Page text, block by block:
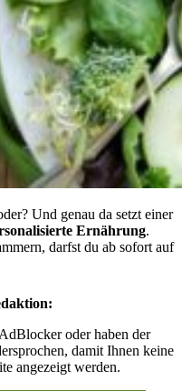
Und genau da setzt einer
Ernährung.
darfst du ab sofort auf
oder haben der
damit Ihnen keine
angezeigt werden.